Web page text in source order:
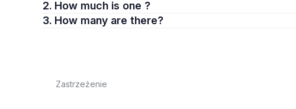
2. How much is one ?
3. How many are there?
Zastrzeżenie